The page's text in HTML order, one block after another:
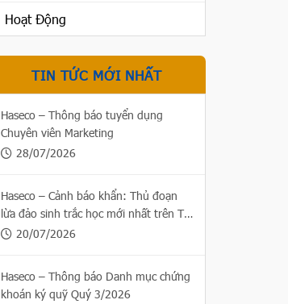
Hoạt Động
TIN TỨC MỚI NHẤT
Haseco – Thông báo tuyển dụng
Chuyên viên Marketing
28/07/2026
Haseco – Cảnh báo khẩn: Thủ đoạn
lừa đảo sinh trắc học mới nhất trên Thị
trường chứng khoán
20/07/2026
Haseco – Thông báo Danh mục chứng
khoán ký quỹ Quý 3/2026